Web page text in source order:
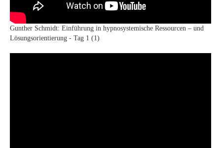
Gunther Schmidt: Einführung in hypnosystemische Ressourcen – und
Lösungsorientierung - Tag 1 (1)